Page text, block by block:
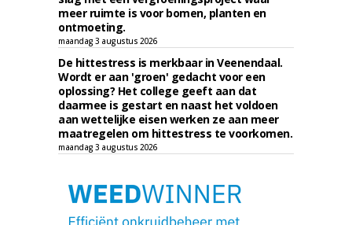
meer ruimte is voor bomen, planten en
ontmoeting.
maandag 3 augustus 2026
De hittestress is merkbaar in Veenendaal.
Wordt er aan 'groen' gedacht voor een
oplossing? Het college geeft aan dat
daarmee is gestart en naast het voldoen
aan wettelijke eisen werken ze aan meer
maatregelen om hittestress te voorkomen.
maandag 3 augustus 2026